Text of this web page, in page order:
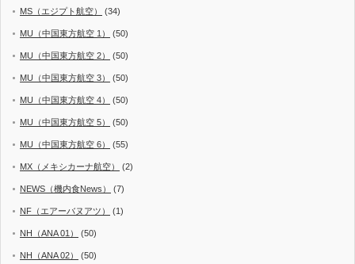
MS（エジプト航空） (34)
MU（中国東方航空 1） (50)
MU（中国東方航空 2） (50)
MU（中国東方航空 3） (50)
MU（中国東方航空 4） (50)
MU（中国東方航空 5） (50)
MU（中国東方航空 6） (55)
MX（メキシカーナ航空） (2)
NEWS（機内食News） (7)
NF（エアーバヌアツ） (1)
NH（ANA 01） (50)
NH（ANA 02） (50)